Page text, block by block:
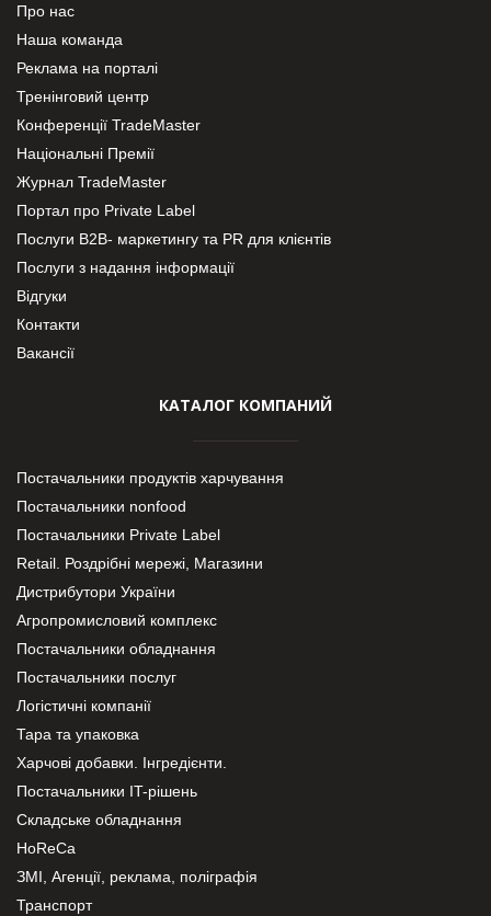
Про нас
Наша команда
Реклама на порталі
Тренінговий центр
Конференції TradeMaster
Національні Премії
Журнал TradeMaster
Портал про Private Label
Послуги В2В- маркетингу та PR для клієнтів
Послуги з надання інформації
Відгуки
Контакти
Вакансії
КАТАЛОГ КОМПАНИЙ
Постачальники продуктів харчування
Постачальники nonfood
Постачальники Private Label
Retail. Роздрібні мережі, Магазини
Дистрибутори України
Агропромисловий комплекс
Постачальники обладнання
Постачальники послуг
Логістичні компанії
Тара та упаковка
Харчові добавки. Інгредієнти.
Постачальники IT-рішень
Складське обладнання
HoReCa
ЗМІ, Агенції, реклама, поліграфія
Транспорт